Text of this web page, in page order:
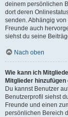
deinem persönlichen
dort deren
senden. Abhängig
Freunde auch
siehst du seine
Nach oben
Wie kann ich
Mitglieder
Du kannst Benutzer
Benutzerprofil siehst
Freunde und einen
persönlichen Bereich